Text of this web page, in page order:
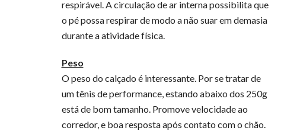
respirável. A circulação de ar interna possibilita que
o pé possa respirar de modo a não suar em demasia
durante a atividade física.
Peso
O peso do calçado é interessante. Por se tratar de
um tênis de performance, estando abaixo dos 250g
está de bom tamanho. Promove velocidade ao
corredor, e boa resposta após contato com o chão.